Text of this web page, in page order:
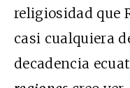
religiosidad que
casi cualquiera
decadencia